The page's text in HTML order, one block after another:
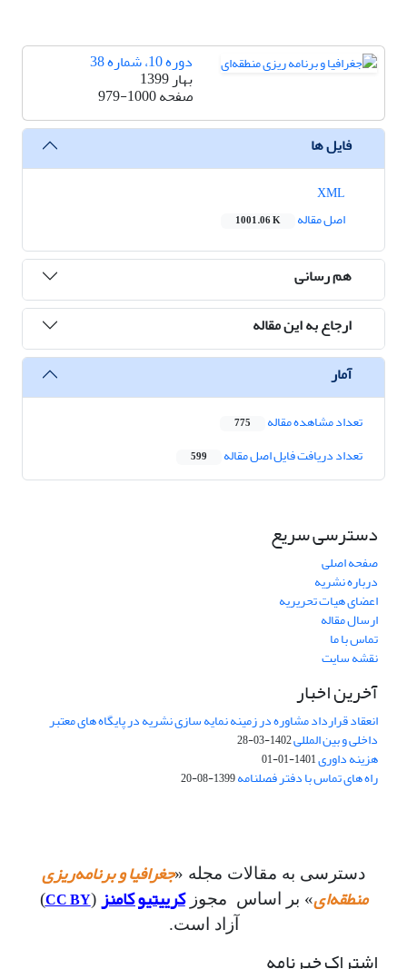
دوره 10، شماره 38
بهار 1399
صفحه979-1000
فایل ها
اصل مقاله
1001.06 K
هم رسانی
ارجاع به این مقاله
آمار
تعداد مشاهده مقاله 775
تعداد دریافت فایل اصل مقاله 599
دسترسی سریع
صفحه اصلی
درباره نشریه
اعضای هیات تحریریه
ارسال مقاله
تماس با ما
نقشه سایت
آخرین اخبار
انعقاد قرارداد مشاوره در زمینه نمایه سازی نشریه در پایگاه های معتبر
داخلی و بین المللی1402-03-28
هزینه داوری1401-01-01
راه های تماس با دفتر فصلنامه1399-08-20
دسترسی به مقالات مجله «جغرافیا و برنامه‌ریزی
منطقه‌ای» بر اساس مجوزکرییتیو کامنز (
CC BY
)
آزاد است.